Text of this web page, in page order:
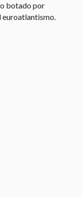
botado por
euroatlantismo.